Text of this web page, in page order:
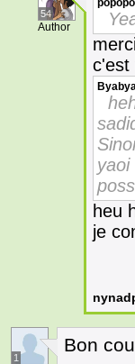
54
Author
c'est
yaoi
heu
je
1
Bon